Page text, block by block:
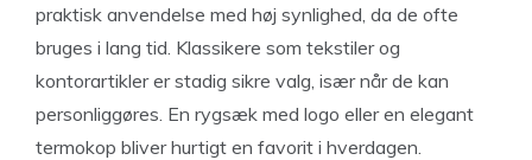
praktisk anvendelse med høj synlighed, da de ofte
bruges i lang tid. Klassikere som tekstiler og
kontorartikler er stadig sikre valg, især når de kan
personliggøres. En rygsæk med logo eller en elegant
termokop bliver hurtigt en favorit i hverdagen.